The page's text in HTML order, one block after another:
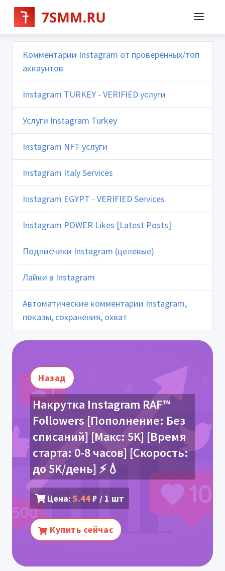
Комментарии Instagram от проверенных/топ
аккаунтов
Instagram TURKEY - VERIFIED услуги
Услуги Instagram Turkey
Instagram NFT услуги
Instagram Italy Services
Instagram EGYPT - VERIFIED Services
Instagram POWER Likes [Latest Posts]
Подписчики Instagram (целевые)
Лайки в Instagram
Автоматические комментарии Instagram,
показы, сохранения, охват
Назад
Накрутка Instagram RAF™
Followers [Пополнение: Без
списаний] [Макс: 5K] [Время
старта: 0-8 часов] [Скорость:
до 5K/день] ⚡💧
Цена: 5.44₽ / 1 шт
Купить сейчас